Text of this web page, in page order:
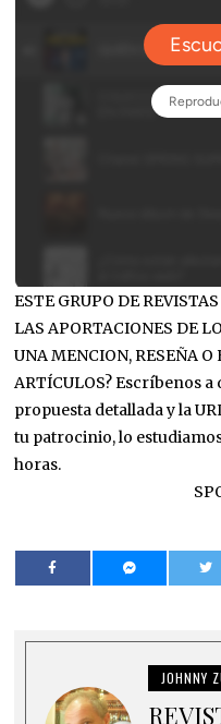
ESTE GRUPO DE
LAS APORTACIONES DE
UNA MENCION, RESEÑA O
ARTÍCULOS? Escríbenos
propuesta detallada y la
tu patrocinio, lo
horas.
JOHNNY